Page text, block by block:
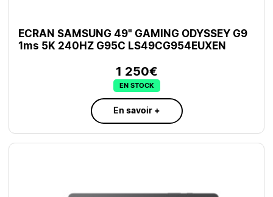
ECRAN SAMSUNG 49" GAMING ODYSSEY G9
1ms 5K 240HZ G95C LS49CG954EUXEN
1 250€
EN STOCK
En savoir +